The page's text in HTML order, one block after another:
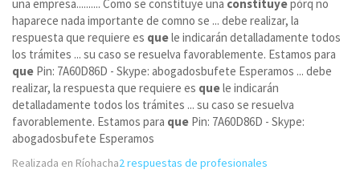
una empresa.......... Como se constituye una constituyepòrq no
haparece nada importante de comno se ... debe realizar, la
respuesta que requiere es quele indicarán detalladamente todos
los trámites ... su caso se resuelva favorablemente. Estamos para
que Pin: 7A60D86D - Skype: abogadosbufete Esperamos ... debe
realizar, la respuesta que requiere es quele indicarán
detalladamente todos los trámites ... su caso se resuelva
favorablemente. Estamos para que Pin: 7A60D86D - Skype:
abogadosbufete Esperamos
Realizada en Ríohacha2 respuestas de profesionales